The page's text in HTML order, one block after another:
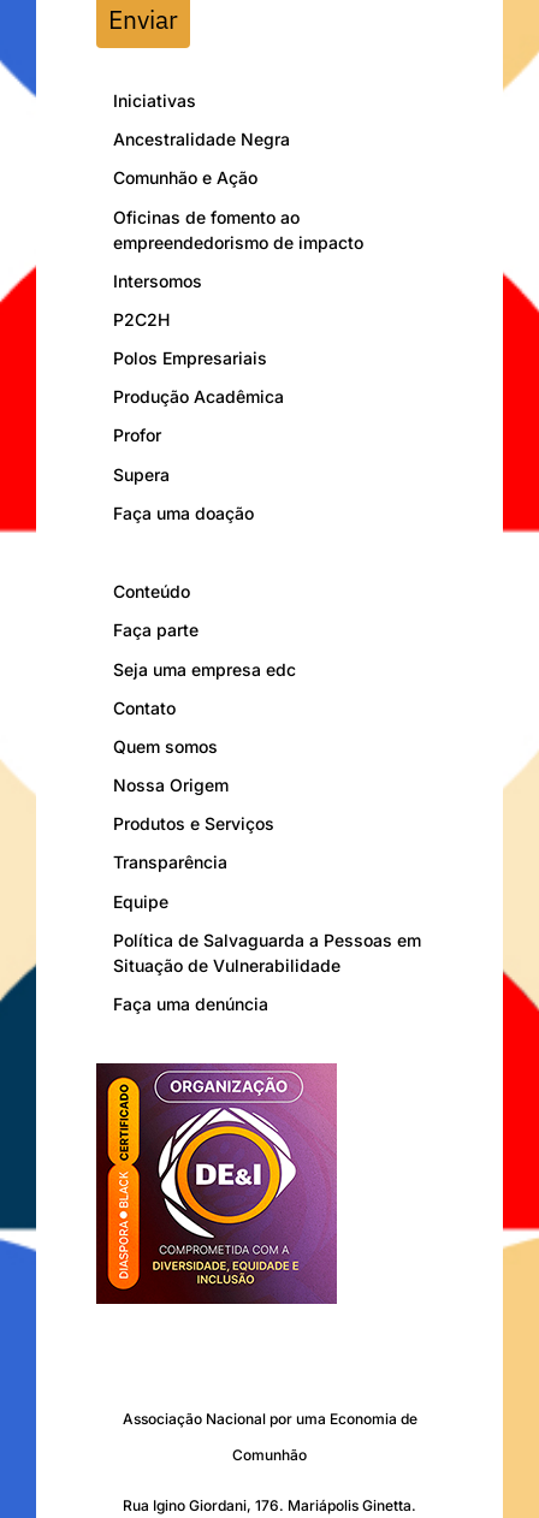
Enviar
Iniciativas
Ancestralidade Negra
Comunhão e Ação
Oficinas de fomento ao
empreendedorismo de impacto
Intersomos
P2C2H
Polos Empresariais
Produção Acadêmica
Profor
Supera
Faça uma doação
Conteúdo
Faça parte
Seja uma empresa edc
Contato
Quem somos
Nossa Origem
Produtos e Serviços
Transparência
Equipe
Política de Salvaguarda a Pessoas em
Situação de Vulnerabilidade
Faça uma denúncia
Associação Nacional por uma Economia de
Comunhão
Rua Igino Giordani, 176. Mariápolis Ginetta.